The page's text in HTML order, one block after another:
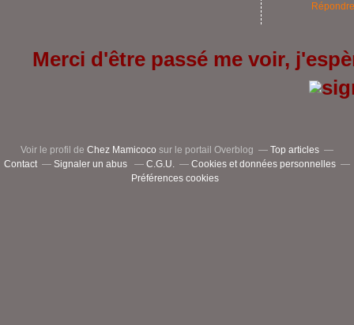
Répondre
Merci d'être passé me voir,
Voir le profil de Chez Mamicoco sur le portail Overblog
Top articles
Contact
Signaler un abus C.G.U.
Cookies et données personnelles
Préférences cookies